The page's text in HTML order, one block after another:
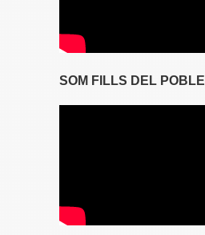
SOM FILLS DEL POBLE